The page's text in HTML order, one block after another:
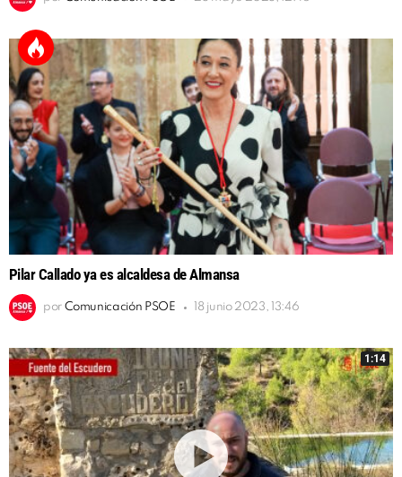
Pilar Callado ya es alcaldesa de Almansa
por Comunicación PSOE 18 junio 2023, 13:46
1:14